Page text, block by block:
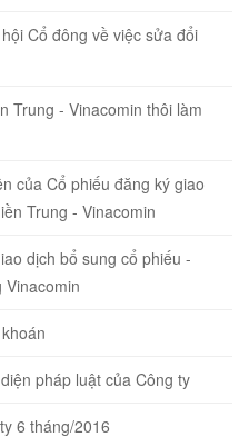
Cổ đông về việc sửa đổi
Trung - Vinacomin thôi làm
của Cổ phiếu đăng ký giao
Trung - Vinacomin
dịch bổ sung cổ phiếu -
pháp luật của Công ty
6 tháng/2016